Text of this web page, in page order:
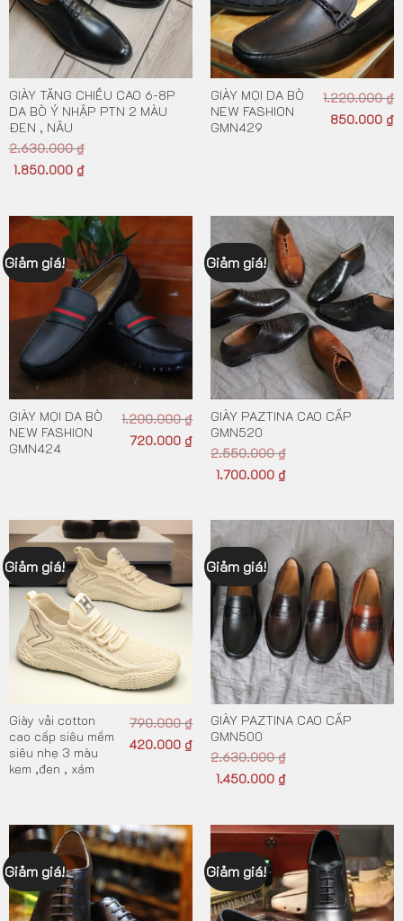
GIÀY TĂNG CHIỀU CAO 6-8P
DA BÒ Ý NHẬP PTN 2 MÀU
ĐEN , NÂU
2.630.000₫
1.850.000 ₫
GIÀY MỌI DA BÒ
NEW FASHION
GMN429
1.220.000₫
850.000 ₫
Giảm giá!
GIÀY MỌI DA BÒ
NEW FASHION
GMN424
1.200.000₫
720.000 ₫
Giảm giá!
GIÀY PAZTINA CAO CẤP
GMN520
2.550.000₫
1.700.000 ₫
Giảm giá!
Giày vải cotton
cao cấp siêu mềm
siêu nhẹ 3 màu
kem ,đen , xám
790.000₫
420.000 ₫
Giảm giá!
GIÀY PAZTINA CAO CẤP
GMN500
2.630.000₫
1.450.000 ₫
Giảm giá! Giảm giá!